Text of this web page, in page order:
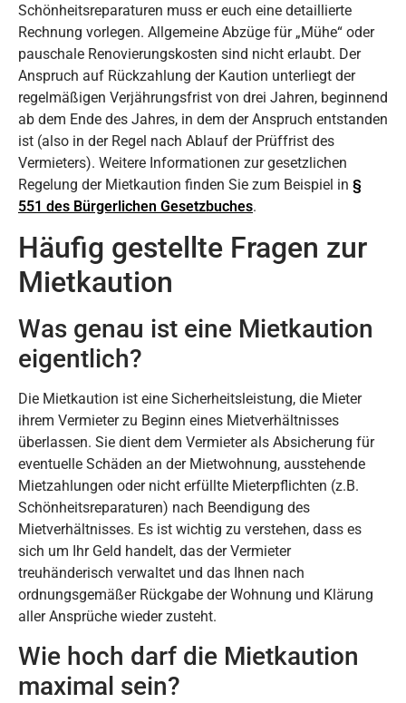
Schönheitsreparaturen muss er euch eine detaillierte
Rechnung vorlegen. Allgemeine Abzüge für „Mühe“ oder
pauschale Renovierungskosten sind nicht erlaubt. Der
Anspruch auf Rückzahlung der Kaution unterliegt der
regelmäßigen Verjährungsfrist von drei Jahren, beginnend
ab dem Ende des Jahres, in dem der Anspruch entstanden
ist (also in der Regel nach Ablauf der Prüffrist des
Vermieters). Weitere Informationen zur gesetzlichen
Regelung der Mietkaution finden Sie zum Beispiel in §
551 des Bürgerlichen Gesetzbuches.
Häufig gestellte Fragen zur
Mietkaution
Was genau ist eine Mietkaution
eigentlich?
Die Mietkaution ist eine Sicherheitsleistung, die Mieter
ihrem Vermieter zu Beginn eines Mietverhältnisses
überlassen. Sie dient dem Vermieter als Absicherung für
eventuelle Schäden an der Mietwohnung, ausstehende
Mietzahlungen oder nicht erfüllte Mieterpflichten (z.B.
Schönheitsreparaturen) nach Beendigung des
Mietverhältnisses. Es ist wichtig zu verstehen, dass es
sich um Ihr Geld handelt, das der Vermieter
treuhänderisch verwaltet und das Ihnen nach
ordnungsgemäßer Rückgabe der Wohnung und Klärung
aller Ansprüche wieder zusteht.
Wie hoch darf die Mietkaution
maximal sein?